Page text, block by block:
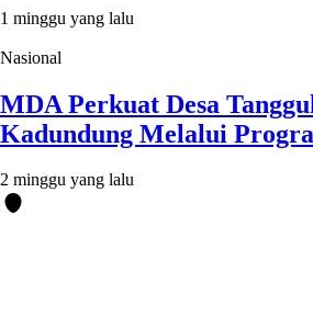
1 minggu yang lalu
Nasional
MDA Perkuat Desa
Kadundung Melalui
2 minggu yang lalu